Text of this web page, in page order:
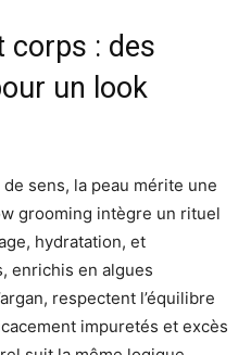
corps : des
un look
sens, la peau mérite une
grooming intègre un rituel
hydratation, et
enrichis en algues
respectent l’équilibre
impuretés et excès